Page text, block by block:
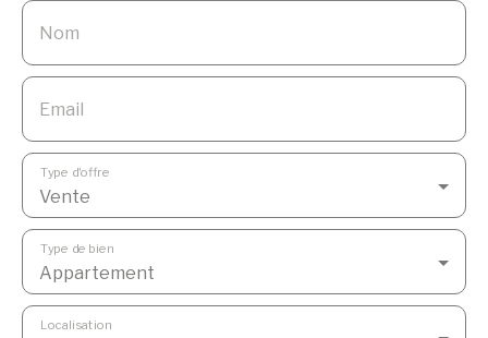
Nom
Email
Vente
Type d'offre
Appartement
Type de bien
Localisation